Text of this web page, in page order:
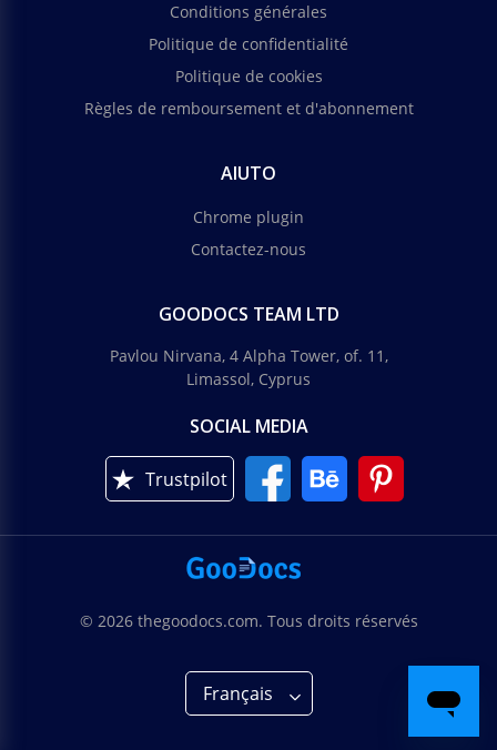
Conditions générales
Politique de confidentialité
Politique de cookies
Règles de remboursement et d'abonnement
AIUTO
Chrome plugin
Contactez-nous
GOODOCS TEAM LTD
Pavlou Nirvana, 4 Alpha Tower, of. 11,
Limassol, Cyprus
SOCIAL MEDIA
Trustpilot
© 2026 thegoodocs.com. Tous droits réservés
Français